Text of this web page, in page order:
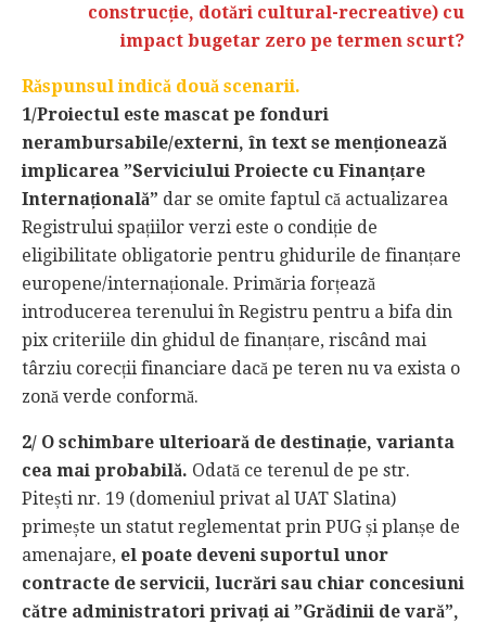
construcție, dotări cultural-recreative) cu
impact bugetar zero pe termen scurt?
Răspunsul indică două scenarii.
1/Proiectul este mascat pe fonduri
nerambursabile/externi, în text se menționează
implicarea ”Serviciului Proiecte cu Finanțare
Internațională” dar se omite faptul că actualizarea
Registrului spațiilor verzi este o condiție de
eligibilitate obligatorie pentru ghidurile de finanțare
europene/internaționale. Primăria forțează
introducerea terenului în Registru pentru a bifa din
pix criteriile din ghidul de finanțare, riscând mai
târziu corecții financiare dacă pe teren nu va exista o
zonă verde conformă.
2/ O schimbare ulterioară de destinație, varianta
cea mai probabilă. Odată ce terenul de pe str.
Pitești nr. 19 (domeniul privat al UAT Slatina)
primește un statut reglementat prin PUG și planșe de
amenajare, el poate deveni suportul unor
contracte de servicii, lucrări sau chiar concesiuni
către administratori privați ai ”Grădinii de vară”,